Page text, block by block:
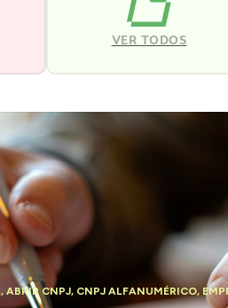
VER TODOS
,ABRIR CNPJ, CNPJ ALFANUMÉRICO,